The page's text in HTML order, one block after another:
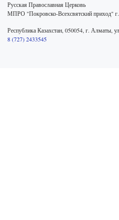
Русская Православная Церковь
МПРО "Покровско-Всехсвятский приход"
Республика Казахстан, 050054, г. Алматы,
8 (727) 2433545